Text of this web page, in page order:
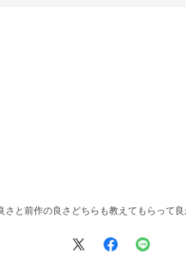
と前作の良さどちらも教えてもらって